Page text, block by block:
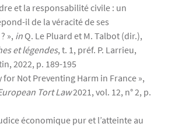
et la responsabilité civile : un
il de la véracité de ses
», in Q. Le Pluard et M. Talbot (dir.),
et légendes, t. 1, préf. P. Larrieu,
2022, p. 189-195
for Not Preventing Harm in France »,
Tort Law2021, vol. 12, n° 2, p.
économique pur et l’atteinte au